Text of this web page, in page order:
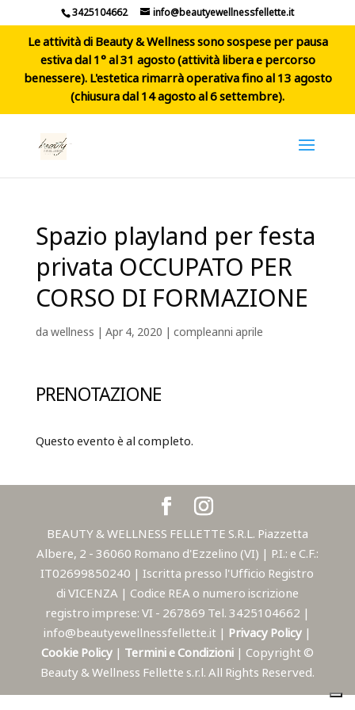
3425104662 info@beautyewellnessfellette.it
Le attività di Beauty & Wellness sono sospese per pausa
estiva dal 1° al 31 agosto (attività libera e percorso
benessere). L'estetica rimarrà operativa fino al 13 agosto
(chiusura dal 14 agosto al 6 settembre).
Spazio playland per festa
privata OCCUPATO PER
CORSO DI FORMAZIONE
dawellness | Apr 4, 2020 | compleanni aprile
PRENOTAZIONE
Questo evento è al completo.
BEAUTY & WELLNESS FELLETTE S.R.L. Piazzetta
Albere, 2 - 36060 Romano d'Ezzelino (VI) | P.I.: e C.F.:
IT02699850240 | Iscritta presso l'Ufficio Registro
di VICENZA | Codice REA o numero iscrizione
registro imprese: VI - 267869 Tel. 3425104662 |
info@beautyewellnessfellette.it | Privacy Policy |
Cookie Policy | Termini e Condizioni | Copyright ©
Beauty & Wellness Fellette s.r.l. All Rights Reserved.